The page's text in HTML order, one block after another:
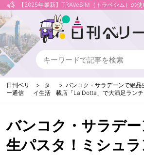
【2025年最新】TRAVeSIM（トラベシム）の
日刊ベリ
ー通信
タ
イ生活
バンコク・サラデーンで絶
載店「La Dotta」で大満足ランチ
バンコク・サラデ
生パスタ！ミシュ